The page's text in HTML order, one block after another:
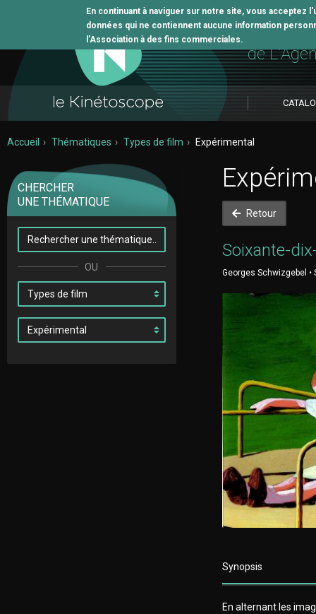
En continuant à naviguer sur notre site, vous
données qui ne contiennent aucune information
l’Association à des fins commerciales. L'outil
de
Accueil Thématiques Types de film Expérimental
CHERCHER
UNE THÉMATIQUE
Retour
Soixante-
Georges Schwizgebel •
Synopsis
En alternant les